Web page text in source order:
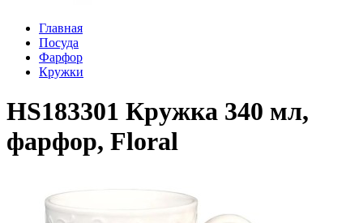
Главная
Посуда
Фарфор
Кружки
HS183301 Кружка 340 мл,
фарфор, Floral